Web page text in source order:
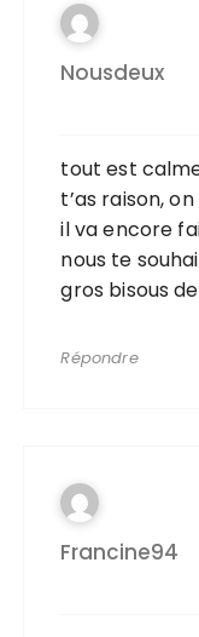
Nousdeux
tout est
t’as raison,
il va encore
nous te
gros bisous
Répondre
Francine94